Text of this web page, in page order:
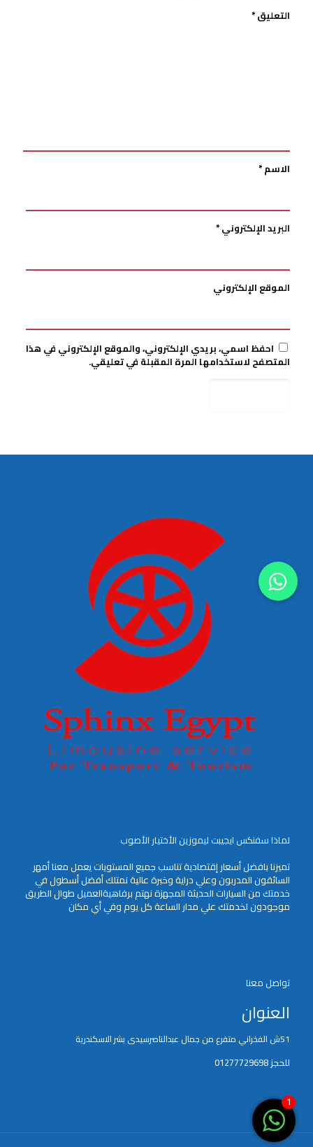
التعليق*
الاسم*
البريد الإلكتروني*
الموقع الإلكتروني
احفظ اسمي، بريدي الإلكتروني، والموقع الإلكتروني في هذا
المتصفح لاستخدامها المرة المقبلة في تعليقي.
لماذا سفنكس ايجيبت ليموزين الأختيار الأصوب
تميزنا بافضل أسعار إقتصادية تناسب جميع المستويات يعمل معنا أمهر
السائقون المدربون وعلي دراية وخبرة عالية نمتلك أفضل أسطول في
خدمتك من السيارات الحديثة المجهزة نهتم برفاهيةالعميل طوال الطريق
موجودون لخدمتك علي مدار الساعة كل يوم وفي أي مكان
تواصل معنا
العنوان
51ش الفخراني متفرع من جمال عبدالناصرسيدى بشر الاسكندرية
للحجز 01277729698
1